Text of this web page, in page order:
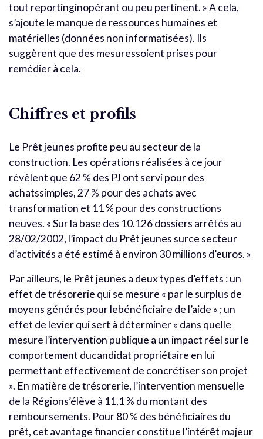
tout reportinginopérant ou peu pertinent. » A cela,
s’ajoute le manque de ressources humaines et
matérielles (données non informatisées). Ils
suggèrent que des mesuressoient prises pour
remédier à cela.
Chiffres et profils
Le Prêt jeunes profite peu au secteur de la
construction. Les opérations réalisées à ce jour
révèlent que 62 % des PJ ont servi pour des
achatssimples, 27 % pour des achats avec
transformation et 11 % pour des constructions
neuves. « Sur la base des 10.126 dossiers arrêtés au
28/02/2002, l’impact du Prêt jeunes surce secteur
d’activités a été estimé à environ 30 millions d’euros. »
Par ailleurs, le Prêt jeunes a deux types d’effets : un
effet de trésorerie qui se mesure « par le surplus de
moyens générés pour lebénéficiaire de l’aide » ; un
effet de levier qui sert à déterminer « dans quelle
mesure l’intervention publique a un impact réel sur le
comportement ducandidat propriétaire en lui
permettant effectivement de concrétiser son projet
». En matière de trésorerie, l’intervention mensuelle
de la Régions’élève à 11,1 % du montant des
remboursements. Pour 80 % des bénéficiaires du
prêt, cet avantage financier constitue l’intérêt majeur